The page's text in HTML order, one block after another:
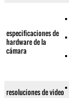
especificaciones de
hardware de la
cámara
resoluciones de video